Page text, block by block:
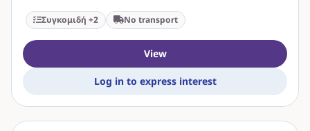
Συγκομιδή +2 No transport
View
Log in to express interest